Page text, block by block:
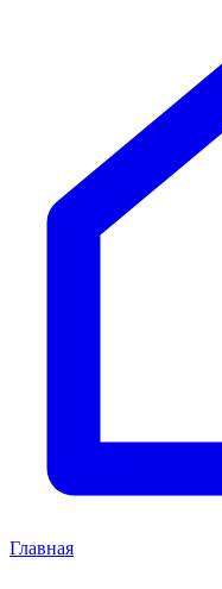
Главная